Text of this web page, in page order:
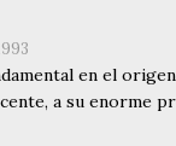
en el
a su enorme